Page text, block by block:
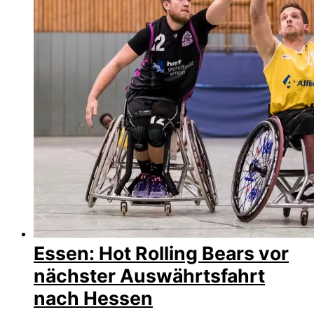
Essen: Hot Rolling Bears vor
nächster Auswährtsfahrt
nach Hessen